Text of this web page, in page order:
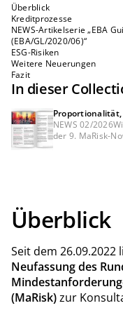
Überblick
Kreditprozesse
NEWS-Artikelserie „EBA
(EBA/GL/2020/06)“
ESG-Risiken
Weitere Neuerungen
Fazit
In dieser
was bedeutet
NEWS 02/
der 9. MaRisk-
Überblick
Seit dem 26.09.2022
Neufassung des
(MaRisk)zur